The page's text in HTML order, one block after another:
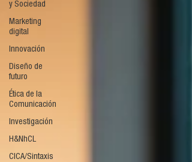
y Sociedad
Marketing
digital
Innovación
Diseño de
futuro
Ética de la
Comunicación
Investigación
H&NhCL
CICA/Sintaxis